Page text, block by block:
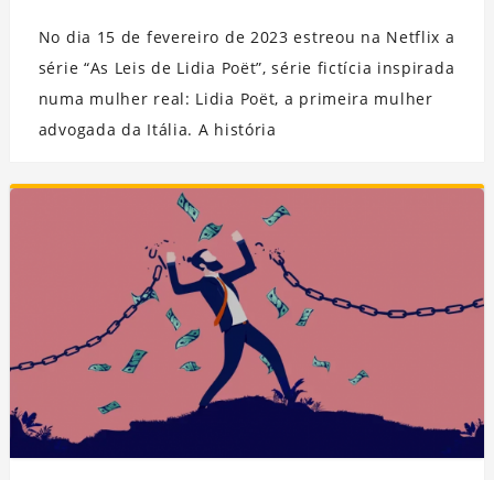
No dia 15 de fevereiro de 2023 estreou na Netflix a
série “As Leis de Lidia Poët”, série fictícia inspirada
numa mulher real: Lidia Poët, a primeira mulher
advogada da Itália. A história